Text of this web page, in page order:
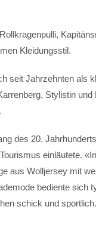
Kleidungsstil.
seit Jahrzehnten als
Stylistin
des 20.
einläutete.
aus Wolljersey mit
bediente sich
schick und sportlich.